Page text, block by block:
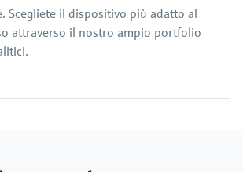
Scegliete il dispositivo più adatto al
attraverso il nostro ampio portfolio